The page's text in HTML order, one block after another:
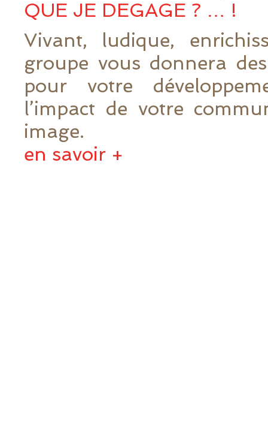
QUE JE DEGAGE ? … !
Vivant, ludique,
groupe vous donnera
pour votre
l’impact de votre
image.
en savoir +